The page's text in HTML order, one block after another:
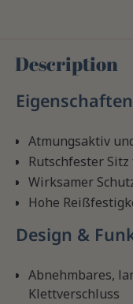
Description
Eigenschaften
Atmungsaktiv
Rutschfester
Wirksamer
Hohe
Design &
Abnehmbares,
Klettverschluss